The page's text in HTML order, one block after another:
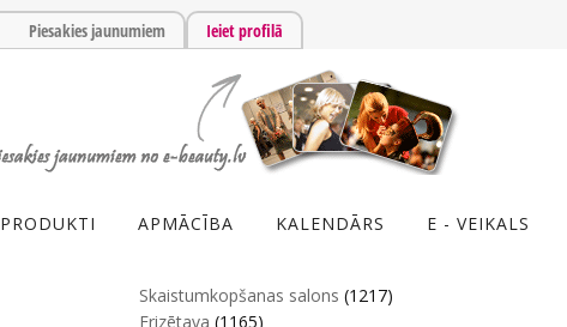
Piesakies jaunumiem Ieiet profilā
PRODUKTI APMĀCĪBA KALENDĀRS E - VEIKALS
Skaistumkopšanas salons (1217)
Frizētava (1165)